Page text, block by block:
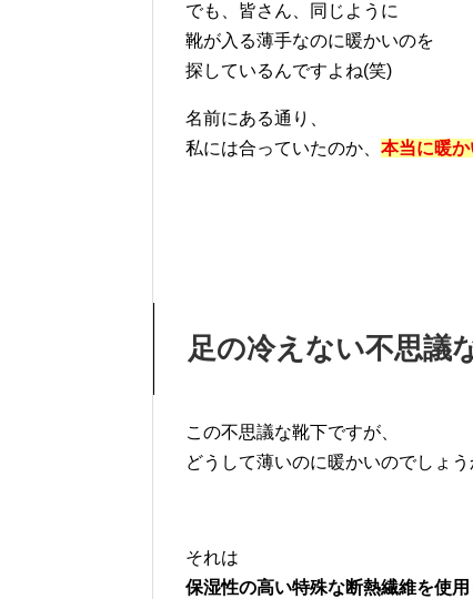
でも、皆さん、同じように
靴が入る薄手なのに暖かいのを
探しているんですよね(笑)
名前にある通り、
私には合っていたのか、 本当に暖か
足の冷えない不思議
この不思議な靴下ですが、
どうして薄いのに暖かいのでしょう
それは
保湿性の高い特殊な断熱繊維を使用